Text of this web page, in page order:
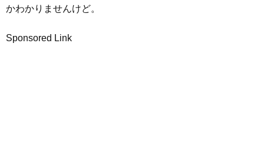
かわかりませんけど。
Sponsored Link